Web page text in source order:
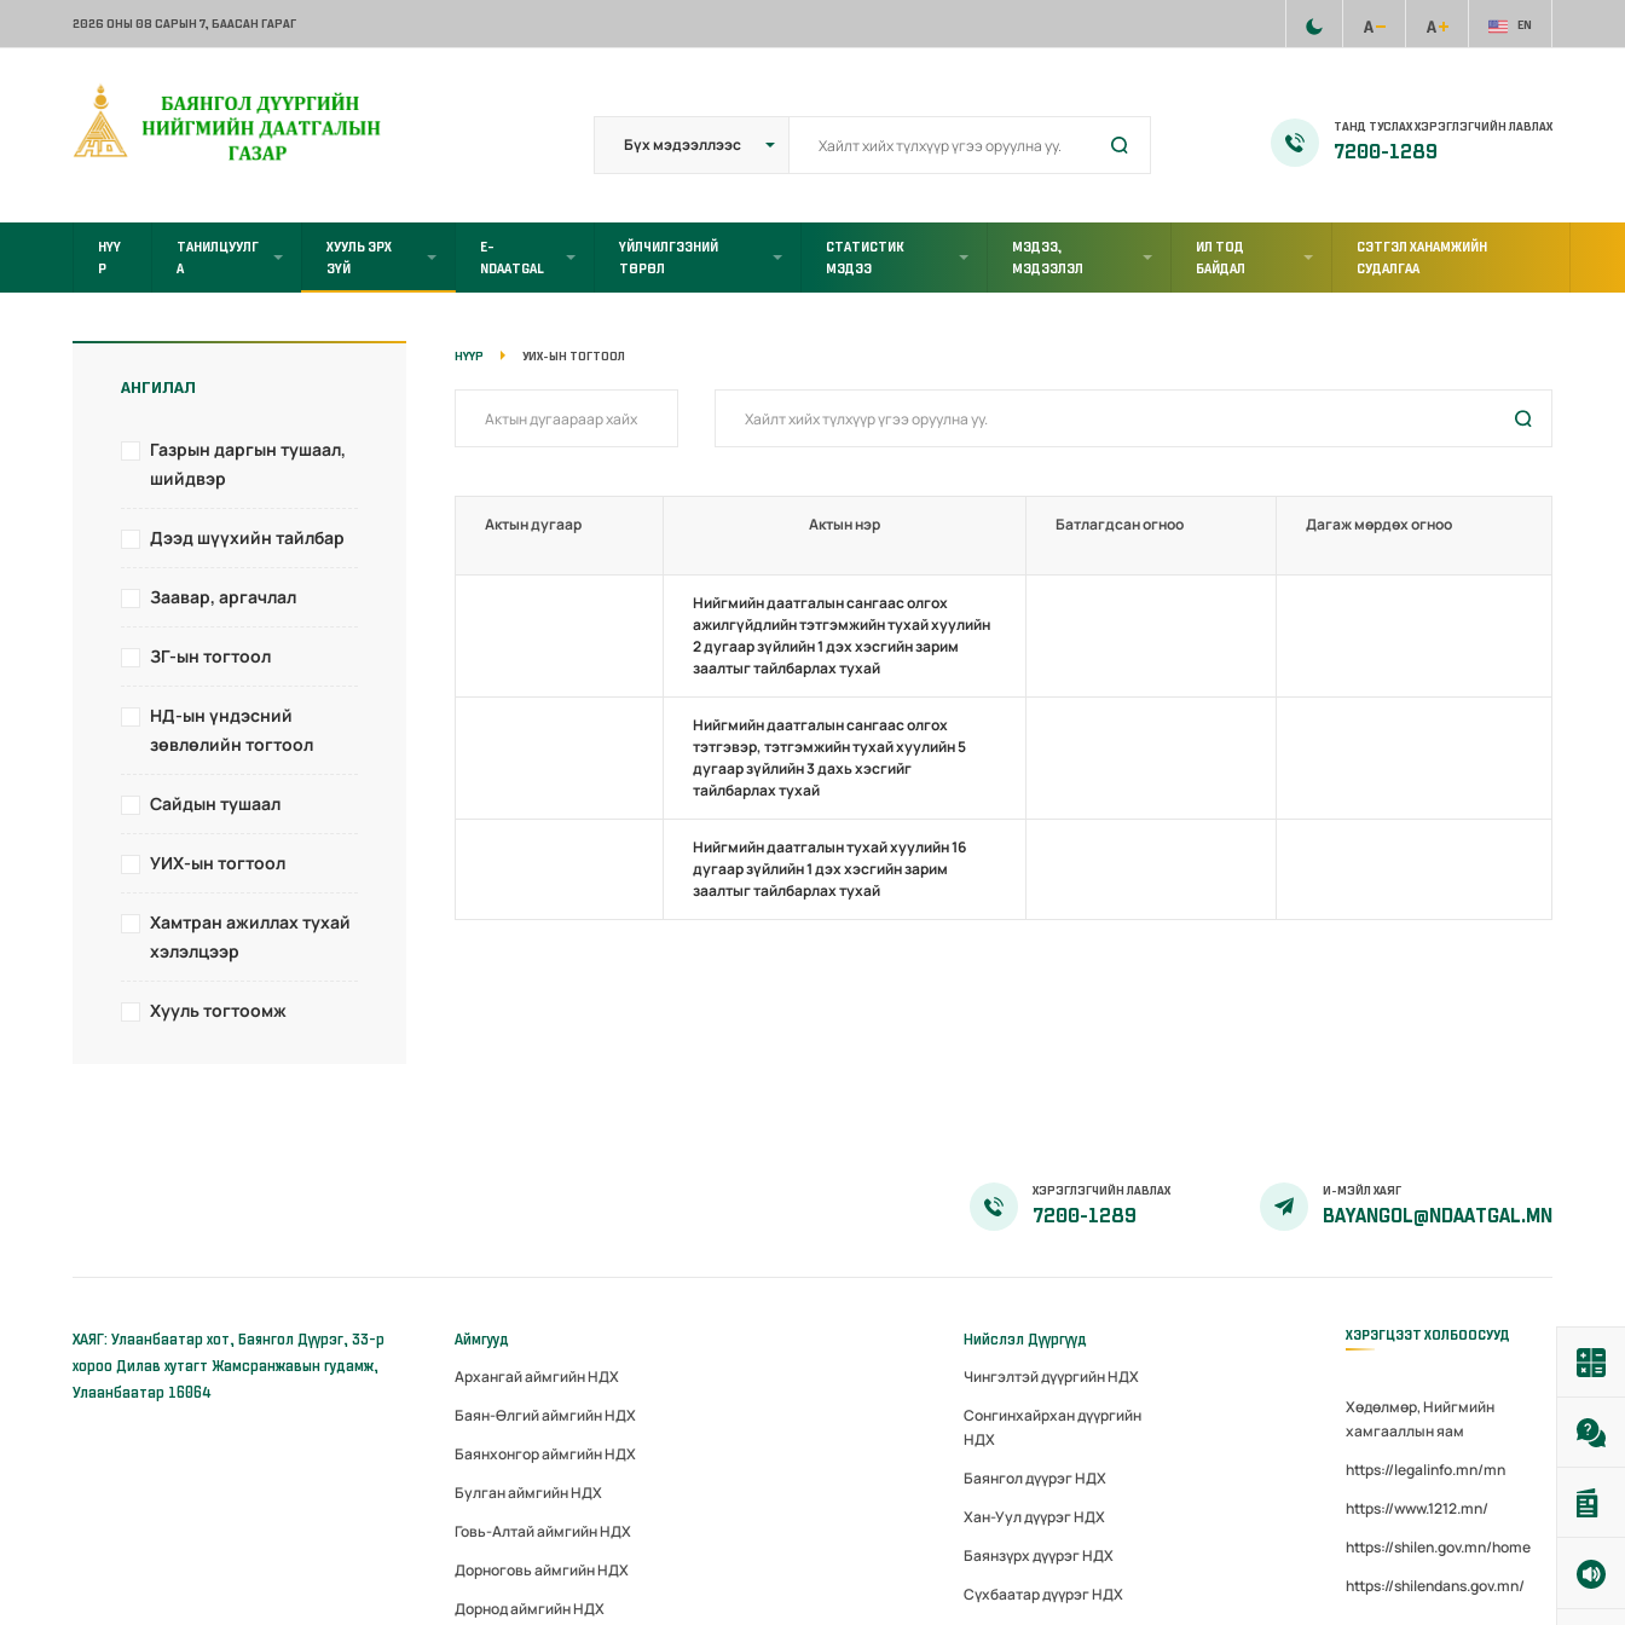
2026 ОНЫ 08 САРЫН 7, БААСАН ГАРАГ EN
ТАНД ТУСЛАХ ХЭРЭГЛЭГЧИЙН ЛАВЛАХ
7200-1289
НҮҮ
Р
ТАНИЛЦУУЛГ
А
ХУУЛЬ ЭРХ
ЗҮЙ
E-
NDAATGAL
ҮЙЛЧИЛГЭЭНИЙ
ТӨРӨЛ
СТАТИСТИК
МЭДЭЭ
МЭДЭЭ,
МЭДЭЭЛЭЛ
ИЛ ТОД
БАЙДАЛ
СЭТГЭЛ ХАНАМЖИЙН
СУДАЛГАА
АНГИЛАЛ
Газрын даргын тушаал,
шийдвэр
Дээд шүүхийн тайлбар
Заавар, аргачлал
ЗГ-ын тогтоол
НД-ын үндэсний
зөвлөлийн тогтоол
Сайдын тушаал
УИХ-ын тогтоол
Хамтран ажиллах тухай
хэлэлцээр
Хууль тогтоомж
НҮҮР УИХ-ЫН ТОГТООЛ
Актын дугаар Актын нэр Батлагдсан огноо Дагаж мөрдөх огноо
Нийгмийн даатгалын сангаас олгох
ажилгүйдлийн тэтгэмжийн тухай хуулийн
2 дугаар зүйлийн 1 дэх хэсгийн зарим
заалтыг тайлбарлах тухай
Нийгмийн даатгалын сангаас олгох
тэтгэвэр, тэтгэмжийн тухай хуулийн 5
дугаар зүйлийн 3 дахь хэсгийг
тайлбарлах тухай
Нийгмийн даатгалын тухай хуулийн 16
дугаар зүйлийн 1 дэх хэсгийн зарим
заалтыг тайлбарлах тухай
ХЭРЭГЛЭГЧИЙН ЛАВЛАХ
7200-1289
И-МЭЙЛ ХАЯГ
BAYANGOL@NDAATGAL.MN
ХАЯГ: Улаанбаатар хот, Баянгол Дүүрэг, 33-р
хороо Дилав хутагт Жамсранжавын гудамж,
Улаанбаатар 16064
Аймгууд
Архангай аймгийн НДХ
Баян-Өлгий аймгийн НДХ
Баянхонгор аймгийн НДХ
Булган аймгийн НДХ
Говь-Алтай аймгийн НДХ
Дорноговь аймгийн НДХ
Дорнод аймгийн НДХ
Нийслэл Дүүргүүд
Чингэлтэй дүүргийн НДХ
Сонгинхайрхан дүүргийн
НДХ
Баянгол дүүрэг НДХ
Хан-Уул дүүрэг НДХ
Баянзүрх дүүрэг НДХ
Сүхбаатар дүүрэг НДХ
ХЭРЭГЦЭЭТ ХОЛБООСУУД
Хөдөлмөр, Нийгмийн
хамгааллын яам
https://legalinfo.mn/mn
https://www.1212.mn/
https://shilen.gov.mn/home
https://shilendans.gov.mn/